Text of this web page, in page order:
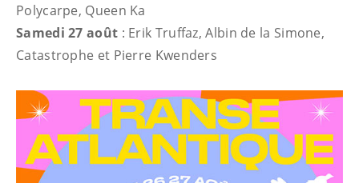
Polycarpe, Queen Ka
Samedi 27 août : Erik Truffaz, Albin de la Simone,
Catastrophe et Pierre Kwenders